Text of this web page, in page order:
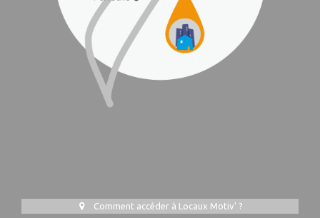
Comment accéder à Locaux Motiv' ?